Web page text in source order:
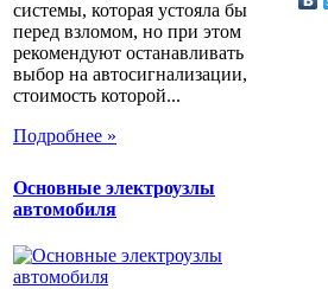
системы, которая устояла бы
перед взломом, но при этом
рекомендуют останавливать
выбор на автосигнализации,
стоимость которой...
Подробнее »
Основные электроузлы
автомобиля